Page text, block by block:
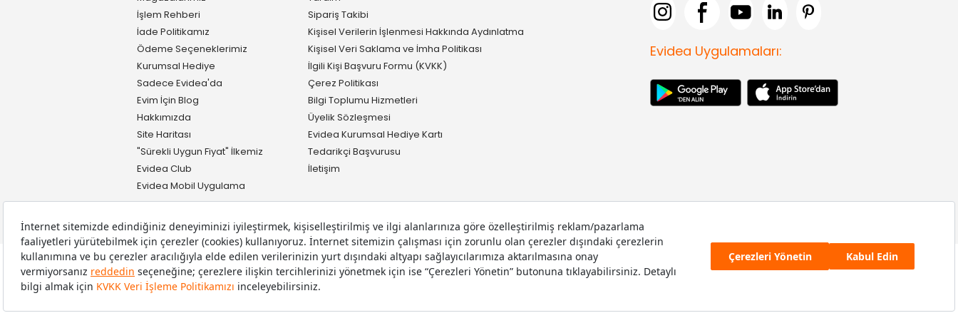
İşlem Rehberi
İade Politikamız
Ödeme Seçeneklerimiz
Kurumsal Hediye
Sadece Evidea'da
Evim İçin Blog
Hakkımızda
Site Haritası
"Sürekli Uygun Fiyat" İlkemiz
Evidea Club
Evidea Mobil Uygulama
Sipariş Takibi
Kişisel Verilerin İşlenmesi Hakkında Aydınlatma
Kişisel Veri Saklama ve İmha Politikası
İlgili Kişi Başvuru Formu (KVKK)
Çerez Politikası
Bilgi Toplumu Hizmetleri
Üyelik Sözleşmesi
Evidea Kurumsal Hediye Kartı
Tedarikçi Başvurusu
İletişim
Evidea Uygulamaları: